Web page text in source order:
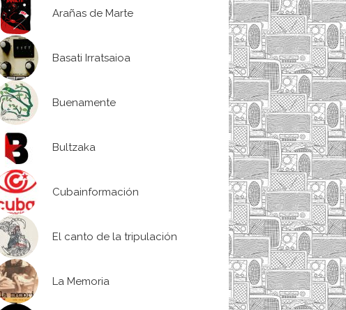
Arañas de Marte
Basati Irratsaioa
Buenamente
Bultzaka
Cubainformación
El canto de la tripulación
La Memoria